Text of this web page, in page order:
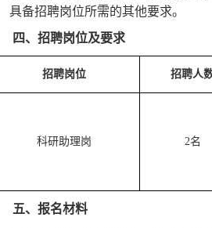
具备招聘岗位所需的其他要求。
四、招聘岗位及要求
招聘岗位 招聘人
科研助理岗 2名
五、报名材料